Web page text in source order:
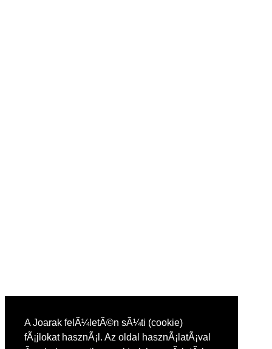
A Joarak felÃ¼letÃ©n sÃ¼ti (cookie)
fÃ¡jlokat hasznÃ¡l. Az oldal hasznÃ¡latÃ¡val